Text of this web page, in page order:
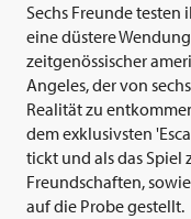
Sechs Freunde
eine düstere
zeitgenössischer
Angeles, der von
Realität zu
dem exklusivsten
tickt und als das Spiel
Freundschaften,
auf die Probe gestellt.